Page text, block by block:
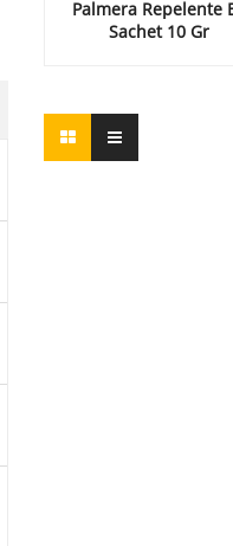
Palmera Repelente
Sachet 10 Gr